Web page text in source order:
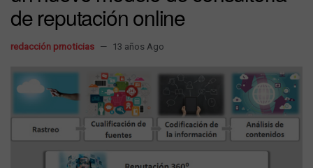
de reputación online
redacción prnoticias 13 años Ago